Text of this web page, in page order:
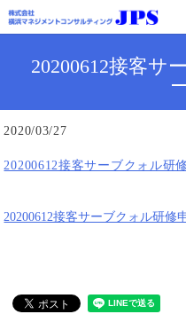
20200612接客サ
2020/03/27
20200612接客サーブクォル研
20200612接客サーブクォル研修